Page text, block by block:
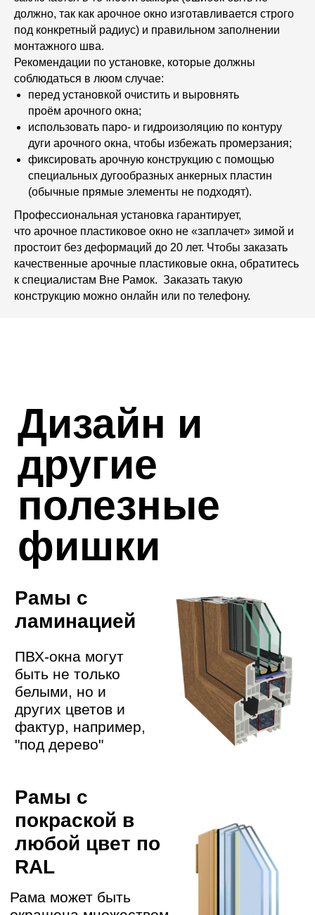
должно, так как арочное окно изготавливается строго
под конкретный радиус) и правильном заполнении
монтажного шва.
Рекомендации по установке, которые должны
соблюдаться в люом случае:
перед установкой очистить и выровнять
проём арочного окна;
использовать паро- и гидроизоляцию по контуру
дуги арочного окна, чтобы избежать промерзания;
фиксировать арочную конструкцию с помощью
специальных дугообразных анкерных пластин
(обычные прямые элементы не подходят).
Профессиональная установка гарантирует,
что арочное пластиковое окно не «заплачет» зимой и
простоит без деформаций до 20 лет. Чтобы заказать
качественные арочные пластиковые окна, обратитесь
к специалистам Вне Рамок. Заказать такую
конструкцию можно онлайн или по телефону.
Благодаря
антирезонансному
cтеклопакету и
энергосберегающему
покрытию окно снижает
уровень шума с улицы в 2
раза.
90% ДОЛГОЙ
СЛУЖБЫ ОКОН
ЗАВИСЯТ ОТ
МОНТАЖА
Работают штатные
лет
Доставим точно ко времени по
договоренности
Даем гарантию на работы
ДЕМОНТАЖ
УСТАНОВКА
Аккуратно демонтируем старые
окна и подготовим проем
03